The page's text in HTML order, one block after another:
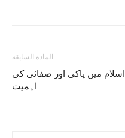
المادة السابقة
اسلام میں پاکی اور صفائی کی
اہمیت